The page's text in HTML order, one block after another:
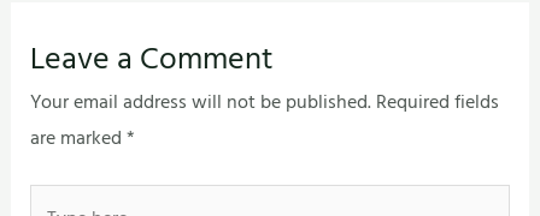
Leave a Comment
Your email address will not be published.Required fields
are marked*